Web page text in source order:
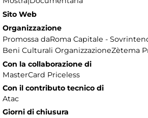
Sito Web
Organizzazione
Promossa daRoma Capitale -
Beni Culturali OrganizzazioneZètema
Con la collaborazione di
MasterCard Priceless
Con il contributo tecnico di
Atac
Giorni di chiusura